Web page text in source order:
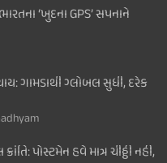
‘ખુદના GPS’ સપનાને
ગામડાથી ગ્લોબલ સુધી, દરેક
પોસ્ટમેન હવે માત્ર ચીઠ્ઠી નહીં,